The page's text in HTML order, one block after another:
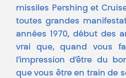
missiles Pershing et
toutes grandes
années 1970, début des
vrai que, quand vous
l’impression d’être du
que vous être en train de